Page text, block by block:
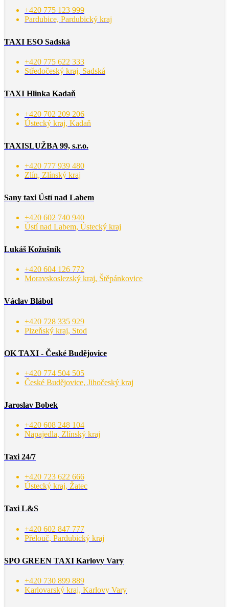
+420 775 123 999
Pardubice, Pardubický kraj
TAXI ESO Sadská
+420 775 622 333
Středočeský kraj, Sadská
TAXI Hlinka Kadaň
+420 702 209 206
Ústecký kraj, Kadaň
TAXISLUŽBA 99, s.r.o.
+420 777 939 480
Zlín, Zlínský kraj
Sany taxi Ústí nad Labem
+420 602 740 940
Ústí nad Labem, Ústecký kraj
Lukáš Kožušník
+420 604 126 772
Moravskoslezský kraj, Štěpánkovice
Václav Blábol
+420 728 335 929
Plzeňský kraj, Stod
OK TAXI - České Budějovice
+420 774 504 505
České Budějovice, Jihočeský kraj
Jaroslav Bobek
+420 608 248 104
Napajedla, Zlínský kraj
Taxi 24/7
+420 723 622 666
Ústecký kraj, Žatec
Taxi L&S
+420 602 847 777
Přelouč, Pardubický kraj
SPO GREEN TAXI Karlovy Vary
+420 730 899 889
Karlovarský kraj, Karlovy Vary